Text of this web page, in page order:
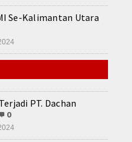
Se-Kalimantan Utara
PT. Dachan
0